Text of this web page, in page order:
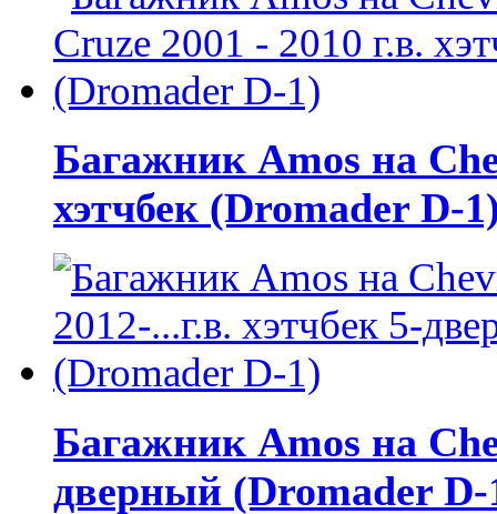
Багажник Amos на
хэтчбек (Dromader D-
Багажник Amos на
дверный (Dromader D-